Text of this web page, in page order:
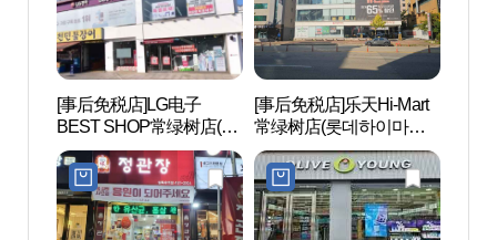
[事后免税店]LG电子
BEST SHOP常绿树店(LG
전자 베스트샵 상록수점)
[事后免税店]乐天Hi-Mart
常绿树店(롯데하이마트
상록수점)